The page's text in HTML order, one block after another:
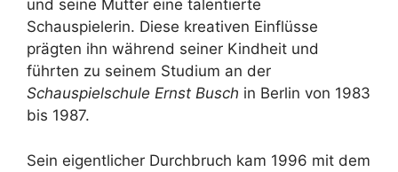
und seine Mutter eine talentierte
Schauspielerin. Diese kreativen Einflüsse
prägten ihn während seiner Kindheit und
führten zu seinem Studium an der
Schauspielschule Ernst Busch in Berlin von 1983
bis 1987.
Sein eigentlicher Durchbruch kam 1996 mit dem